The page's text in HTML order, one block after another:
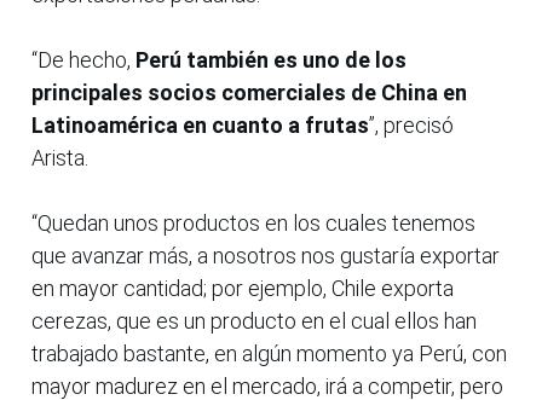
“De hecho, Perú también es uno de los
principales socios comerciales de China en
Latinoamérica en cuanto a frutas”, precisó
Arista.
“Quedan unos productos en los cuales tenemos
que avanzar más, a nosotros nos gustaría exportar
en mayor cantidad; por ejemplo, Chile exporta
cerezas, que es un producto en el cual ellos han
trabajado bastante, en algún momento ya Perú, con
mayor madurez en el mercado, irá a competir, pero